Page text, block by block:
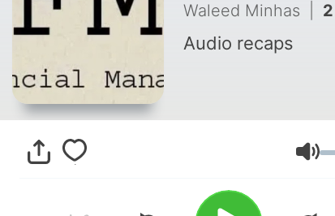
Waleed Minhas 2
Audio recaps